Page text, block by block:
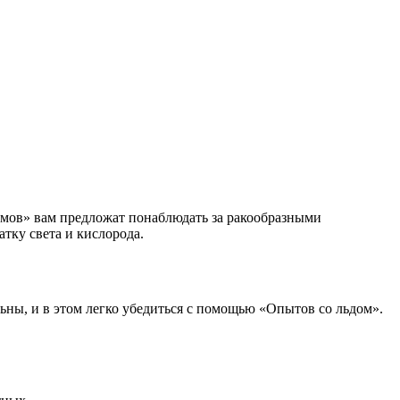
вам предложат понаблюдать за ракообразными
света и кислорода.
и в этом легко убедиться с помощью «Опытов со льдом».